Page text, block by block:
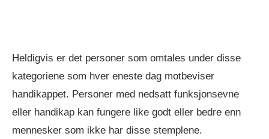
Heldigvis er det personer som omtales under disse
kategoriene som hver eneste dag motbeviser
handikappet. Personer med nedsatt funksjonsevne
eller handikap kan fungere like godt eller bedre enn
mennesker som ikke har disse stemplene.